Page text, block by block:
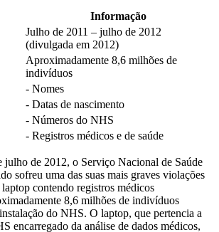
Informação
Julho de 2011 – julho de 2012
(divulgada em 2012)
Aproximadamente 8,6 milhões de
indivíduos
- Nomes
- Datas de nascimento
- Números do NHS
- Registros médicos e de saúde
julho de 2012, o Serviço Nacional de Saúde
sofreu uma das suas mais graves violações
contendo registros médicos
8,6 milhões de indivíduos
do NHS. O laptop, que pertencia a
encarregado da análise de dados médicos,